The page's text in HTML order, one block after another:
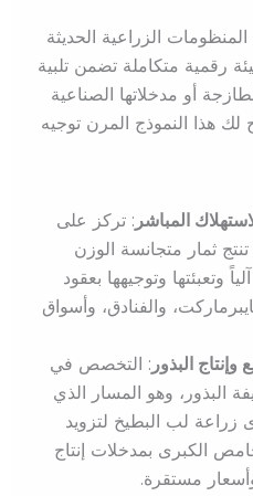
الزراعية الحديثة
رقمية متكاملة تضمن تلبية
أو مدخلاتها الصناعية
لك هذا النموذج المرن توجيه
المباشر: تركز على
ثمار متجانسة الوزن
وتعبئتها وتوجيهها بعقود
والفنادق، وأسواق
البذور: التخصص في
البذور، وهو المسار الذي
لب البطيخ لتزويد
الكبرى بمدخلات إنتاج
مستقرة.